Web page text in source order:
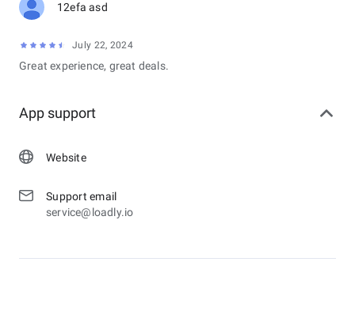
12efa asd
July 22, 2024
Great experience, great deals.
App support
Website
Support email
service@loadly.io